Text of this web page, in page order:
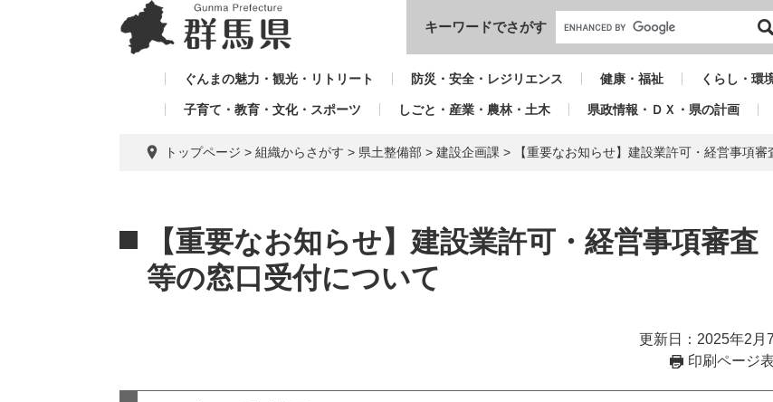
本文へ
キーワードでさがす
ぐんまの魅力・観光・リトリート 防災・安全・レジリエンス 健康・福祉 くらし・環
子育て・教育・文化・スポーツ しごと・産業・農林・土木 県政情報・ＤＸ・県の計画
トップページ > 組織からさがす > 県土整備部 > 建設企画課 > 【重要なお知らせ】建設業許可・経営事項
文
【重要なお知らせ】建設業許可・経営事項審査
等の窓口受付について
更新日：2025年2月
印刷ページ